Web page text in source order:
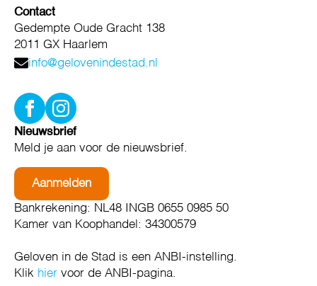
Contact
Gedempte Oude Gracht 138
2011 GX Haarlem
info@gelovenindestad.nl
Nieuwsbrief
Meld je aan voor de nieuwsbrief.
Aanmelden
Bankrekening: NL48 INGB 0655 0985 50
Kamer van Koophandel: 34300579
Geloven in de Stad is een ANBI-instelling.
Klik hier voor de ANBI-pagina.